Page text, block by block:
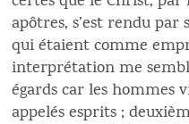
apôtres, s’est rendu par
qui étaient comme
interprétation me
égards car les hommes
appelés esprits ;